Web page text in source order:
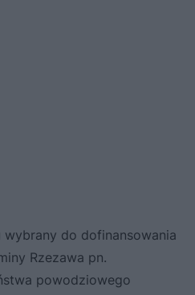
do dofinansowania
Rzezawa pn.
powodziowego